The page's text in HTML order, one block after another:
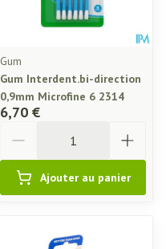
Gum
Gum Interdent.bi-direction
0,9mm Microfine 6 2314
6,70 €
Ajouter au panier